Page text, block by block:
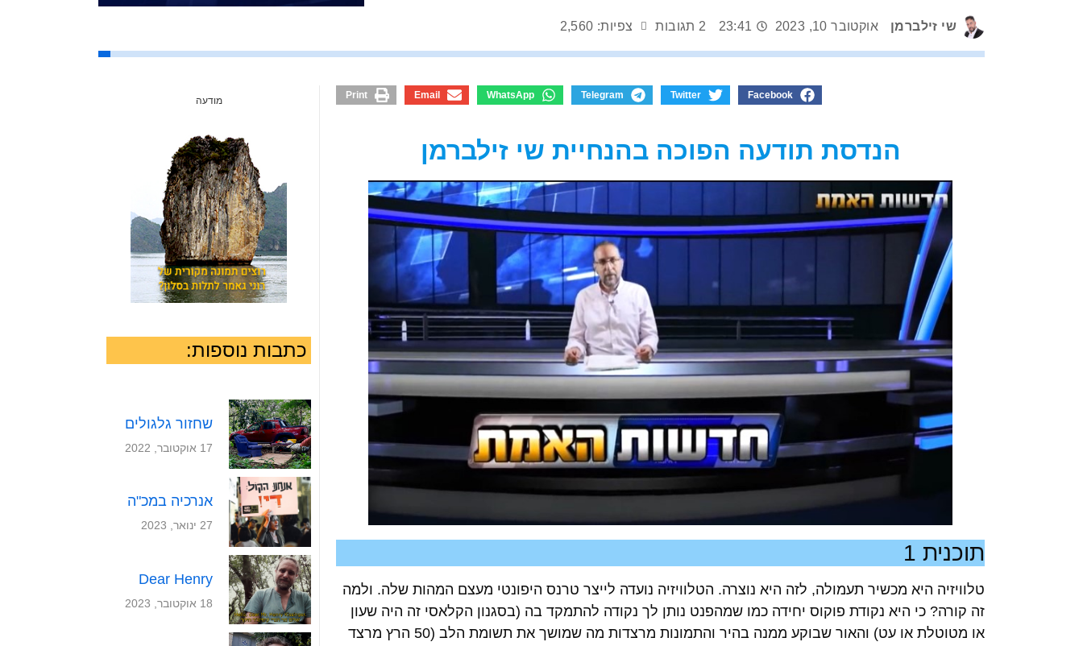
שי זילברמן אוקטובר 10, 2023 23:41 2 תגובות צפיות: 2,560
Facebook
Twitter
Telegram
WhatsApp
Email
Print
הנדסת תודעה הפוכה בהנחיית שי זילברמן
תוכנית 1
טלוויזיה היא מכשיר תעמולה, לזה היא נוצרה. הטלוויזיה נועדה לייצר טרנס היפונטי מעצם המהות שלה. ולמה
זה קורה? כי היא נקודת פוקוס יחידה כמו שמהפנט נותן לך נקודה להתמקד בה (בסגנון הקלאסי זה היה שעון
או מטוטלת או עט) והאור שבוקע ממנה בהיר והתמונות מרצדות מה שמושך את תשומת הלב (50 הרץ מרצד
מודעה
כתבות נוספות:
שחזור גלגולים
17 אוקטובר, 2022
אנרכיה במכ"ה
27 ינואר, 2023
Dear Henry
18 אוקטובר, 2023